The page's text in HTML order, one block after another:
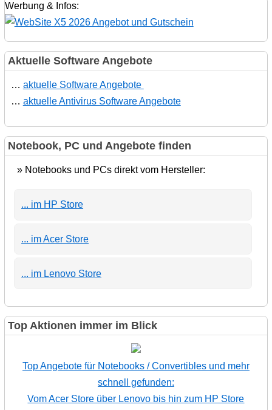
Werbung & Infos:
Aktuelle Software Angebote
… aktuelle Software Angebote
… aktuelle Antivirus Software Angebote
Notebook, PC und Angebote finden
» Notebooks und PCs direkt vom Hersteller:
... im HP Store
... im Acer Store
... im Lenovo Store
Top Aktionen immer im Blick
Top Angebote für Notebooks / Convertibles und mehr
schnell gefunden:
Vom Acer Store über Lenovo bis hin zum HP Store